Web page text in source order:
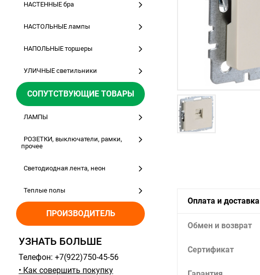
НАСТЕННЫЕ бра
НАСТОЛЬНЫЕ лампы
НАПОЛЬНЫЕ торшеры
УЛИЧНЫЕ светильники
СОПУТСТВУЮЩИЕ ТОВАРЫ
ЛАМПЫ
РОЗЕТКИ, выключатели, рамки,
прочее
Светодиодная лента, неон
Теплые полы
ПРОИЗВОДИТЕЛЬ
УЗНАТЬ БОЛЬШЕ
Телефон: +7(922)750-45-56
• Как совершить покупку
Оплата и доставка
Обмен и возврат
Сертификат